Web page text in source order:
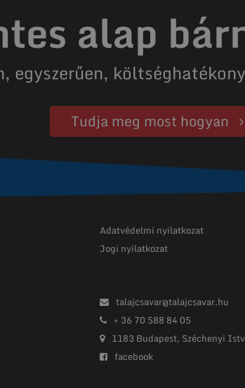
alap
egyszerűen,
Tudja meg most hogyan
Adatvédelmi nyilatkozat
Jogi nyilatkozat
talajcsavar@talajcsavar.hu
+ 36 70 588 84 05
1183 Budapest, Széchenyi
facebook